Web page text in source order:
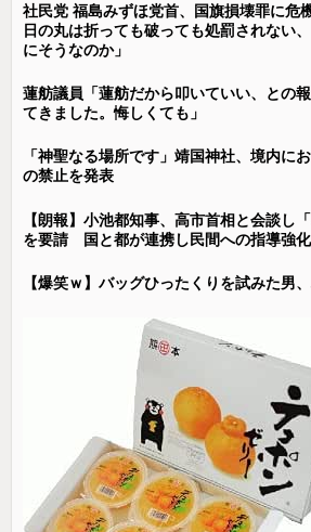
社民党 福島みずほ党首、国旗損壊罪に危
日の丸は折っても破っても処罰されない
にそうなのか」
蓮舫議員「蓮舫だから叩いていい、との
てきました。悔しくても」
「神聖なる場所です」靖国神社、境内に
の禁止を発表
【朗報】小池都知事、高市首相と会談し
を要請 国と都が連携し民間への指導強
【爆笑ｗ】バッグひったくりを試みた男